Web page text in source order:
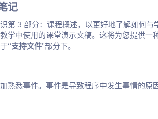
记​
第 3 部分：课程概述，以更好地了解如何与
学中使用的课堂演示文稿。这将为您提供一
“支持文件”部分下。
熟悉事件。事件是导致程序中发生事情的原